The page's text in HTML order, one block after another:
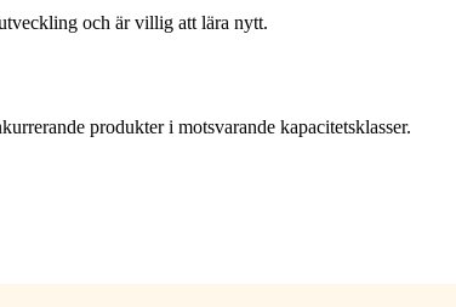
och är villig att lära nytt.
produkter i motsvarande kapacitetsklasser.